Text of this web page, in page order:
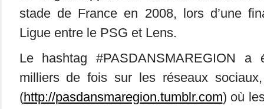
stade de France en 2008, lors d’une
Ligue entre le PSG et Lens.
Le hashtag #PASDANSMAREGION a
milliers de fois sur les réseaux
(http://pasdansmaregion.tumblr.com) où